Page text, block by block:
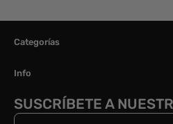
Categorías
Info
SUSCRÍBETE A